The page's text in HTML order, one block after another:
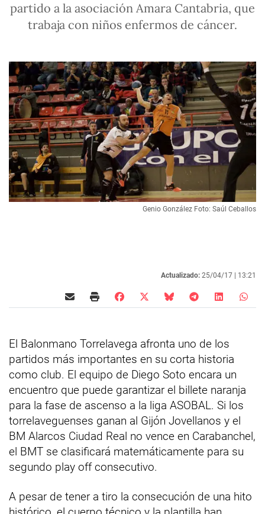
partido a la asociación Amara Cantabria, que
trabaja con niños enfermos de cáncer.
Genio González Foto: Saúl Ceballos
Actualizado: 25/04/17 | 13:21
El Balonmano Torrelavega afronta uno de los
partidos más importantes en su corta historia
como club. El equipo de Diego Soto encara un
encuentro que puede garantizar el billete naranja
para la fase de ascenso a la liga ASOBAL. Si los
torrelaveguenses ganan al Gijón Jovellanos y el
BM Alarcos Ciudad Real no vence en Carabanchel,
el BMT se clasificará matemáticamente para su
segundo play off consecutivo.
A pesar de tener a tiro la consecución de una hito